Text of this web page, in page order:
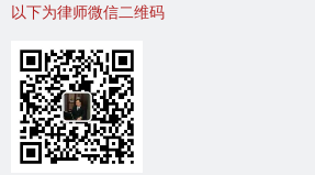
以下为律师微信二维码